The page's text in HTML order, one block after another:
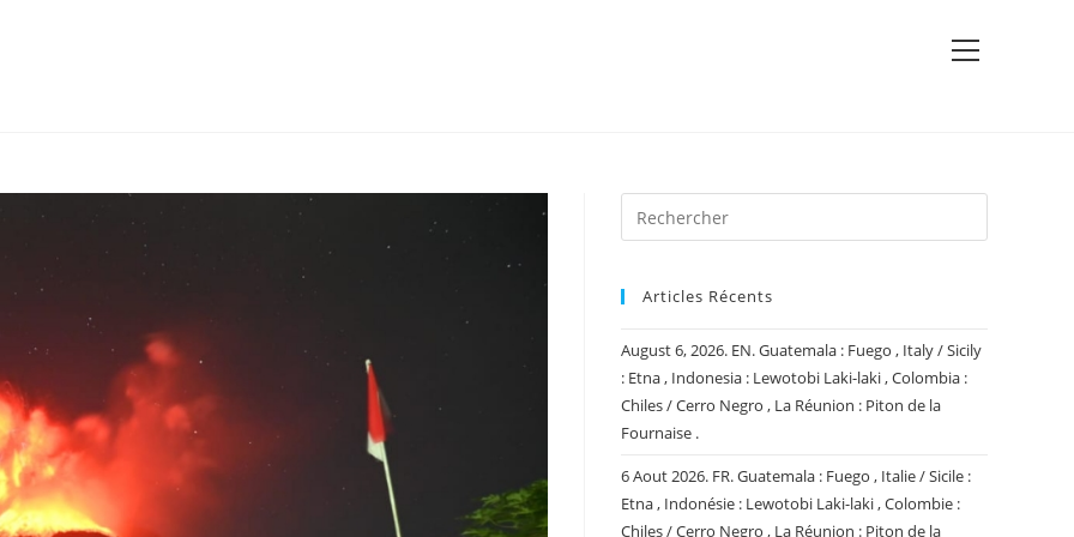
View
Articles Récents
August 6, 2026. EN. Guatemala : Fuego , Italy / Sicily
: Etna , Indonesia : Lewotobi Laki-laki , Colombia :
Chiles / Cerro Negro , La Réunion : Piton de la
Fournaise .
6 Aout 2026. FR. Guatemala : Fuego , Italie / Sicile :
Etna , Indonésie : Lewotobi Laki-laki , Colombie :
Chiles / Cerro Negro , La Réunion : Piton de la